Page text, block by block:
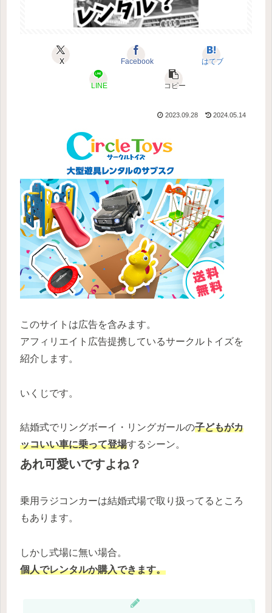
X Facebook はてブ
LINE コピー
2023.09.28 2024.05.14
このサイトは広告を含みます。
アフィリエイト広告提携しているサークルトイズを
紹介します。
いくじです。
結婚式でリングボーイ・リングガールの子どもがカ
ッコいい車に乗って登場するシーン。
あれ可愛いですよね？
乗用ラジコンカーは結婚式場で取り扱ってるところ
もあります。
しかし式場に無い場合。
個人でレンタルか購入できます。